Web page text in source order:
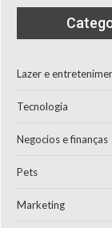
Lazer e
Tecnologia
Negocios e finanças
Pets
Marketing